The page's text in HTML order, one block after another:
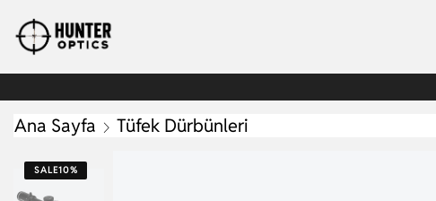
Ana Sayfa
Tüfek Dürbünleri
SALE10%